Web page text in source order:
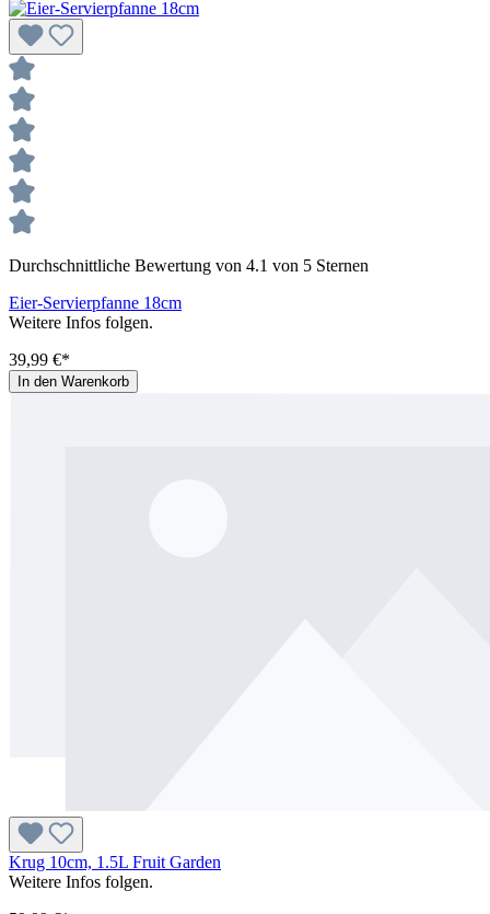
Durchschnittliche Bewertung von 4.1 von 5 Sternen
Eier-Servierpfanne 18cm
Weitere Infos folgen.
39,99 €*
In den Warenkorb
Krug 10cm, 1.5L Fruit Garden
Weitere Infos folgen.